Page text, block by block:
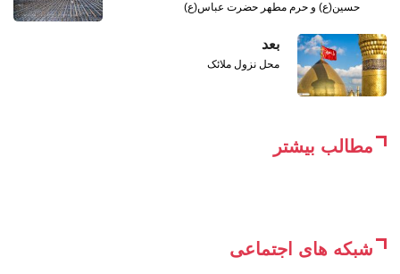
حسین(ع) و حرم مطهر حضرت عباس(ع)
بعد
محل نزول ملائک
مطالب بیشتر
شبکه های اجتماعی